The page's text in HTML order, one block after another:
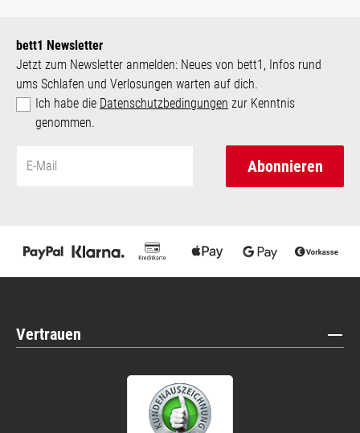
bett1 Newsletter
Jetzt zum Newsletter anmelden: Neues von bett1, Infos rund
ums Schlafen und Verlosungen warten auf dich.
Ich habe die Datenschutzbedingungen zur Kenntnis
genommen.
Abonnieren
Vertrauen